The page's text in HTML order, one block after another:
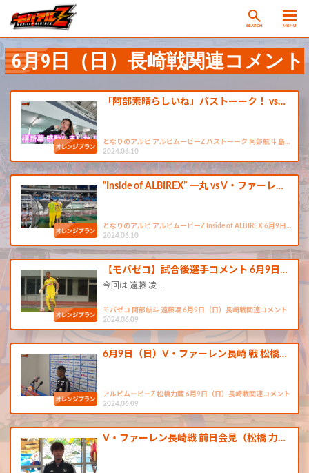
SEARCH MENU
6月9日（日）長崎戦関連コメント
「阿部素晴らしいね」バストーーク！ vs…
となりのアルビ アルビムービーZ バストーーク 阿部航斗 島…
2024.06.10
“Inside of ALBIREX” 一丸 vs V・ファーレ…
となりのアルビ アルビムービーZ Inside of ALBIREX 6月9日…
2024.06.10
【モバゼコ】試合後選手コメント 6月9日…
今回は 遠藤 凌 …
モバゼコ 阿部航斗 遠藤凌 6月9日（日）長崎戦関連コメント
2024.06.09
6月9日（日）V・ファーレン長崎 戦 松橋…
アルビムービーZ 松橋力蔵 6月9日（日）長崎戦関連コメント
2024.06.09
V・ファーレン長崎戦 前日会見（松橋 力…